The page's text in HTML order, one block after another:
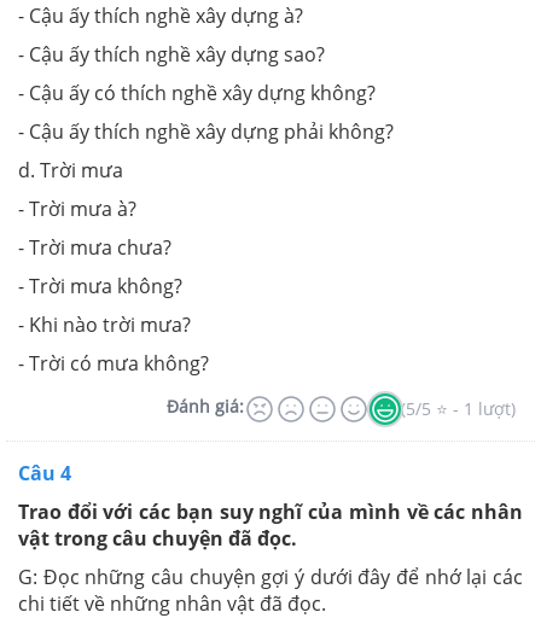
- Cậu ấy thích nghề xây dựng à?
- Cậu ấy thích nghề xây dựng sao?
- Cậu ấy có thích nghề xây dựng không?
- Cậu ấy thích nghề xây dựng phải không?
d. Trời mưa
- Trời mưa à?
- Trời mưa chưa?
- Trời mưa không?
- Khi nào trời mưa?
- Trời có mưa không?
Đánh giá: (5/5 ⭐ - 1 lượt)
Câu 4
Trao đổi với các bạn suy nghĩ của mình về các nhân
vật trong câu chuyện đã đọc.
G: Đọc những câu chuyện gợi ý dưới đây để nhớ lại các
chi tiết về những nhân vật đã đọc.